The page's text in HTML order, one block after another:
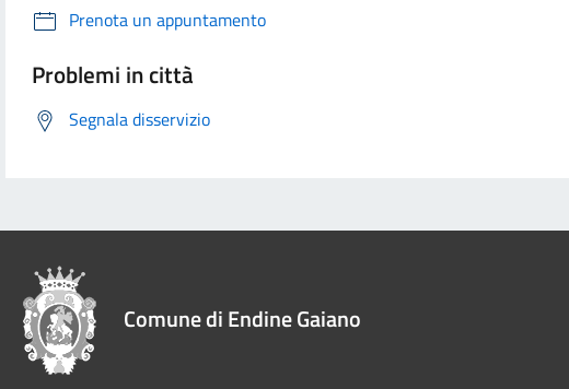
Prenota un appuntamento
Problemi in città
Segnala disservizio
Comune di Endine Gaiano